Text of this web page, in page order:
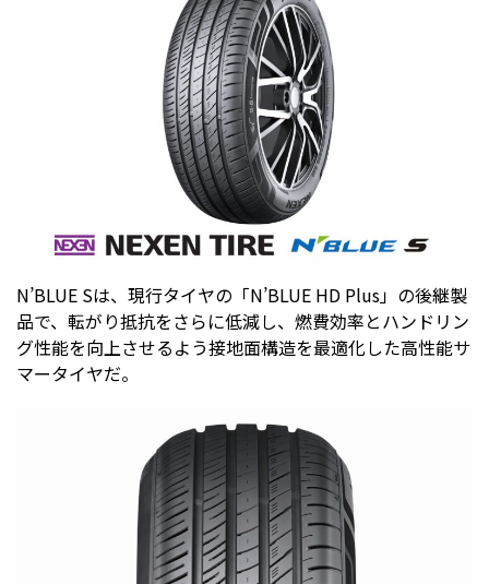
N’BLUE Sは、現行タイヤの「N’BLUE HD Plus」の後継製
品で、転がり抵抗をさらに低減し、燃費効率とハンドリン
グ性能を向上させるよう接地面構造を最適化した高性能サ
マータイヤだ。